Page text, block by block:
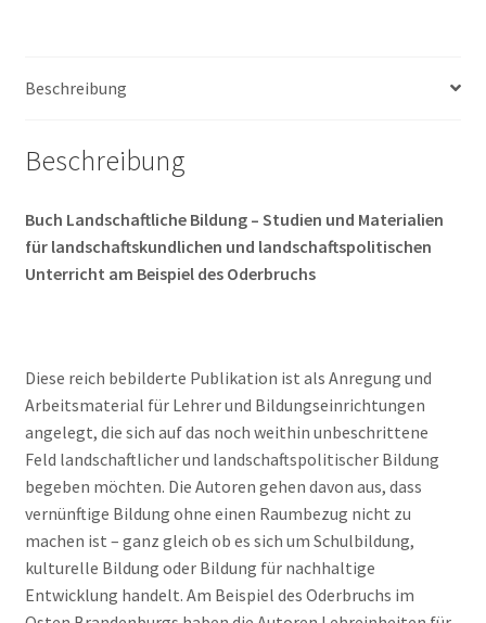
Bildung
Beschreibung
Beschreibung
Buch Landschaftliche Bildung – Studien und Materialien
für landschaftskundlichen und landschaftspolitischen
Unterricht am Beispiel des Oderbruchs
Diese reich bebilderte Publikation ist als Anregung und
Arbeitsmaterial für Lehrer und Bildungseinrichtungen
angelegt, die sich auf das noch weithin unbeschrittene
Feld landschaftlicher und landschaftspolitischer Bildung
begeben möchten. Die Autoren gehen davon aus, dass
vernünftige Bildung ohne einen Raumbezug nicht zu
machen ist – ganz gleich ob es sich um Schulbildung,
kulturelle Bildung oder Bildung für nachhaltige
Entwicklung handelt. Am Beispiel des Oderbruchs im